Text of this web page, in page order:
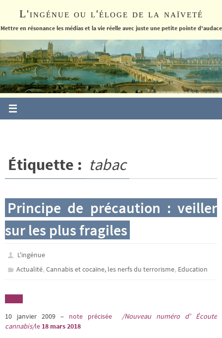
le
L'ingénue ou l'éloge de la naïveté
Mettre en résonance les médias et la vie réelle avec juste une petite pointe d'audace
Étiquette : tabac
Principe de précaution : veiller
sur les plus fragiles
L'ingénue
Actualité,Cannabis et cocaïne, les nerfs du terrorisme, Education
10 janvier 2009 – note précisée /Nouveau numéro d’ Écoute
cannabis/le 18 mars 2018